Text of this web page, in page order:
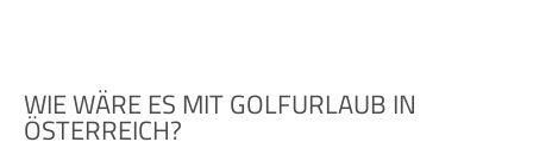
WIE WÄRE ES MIT GOLFURLAUB IN
ÖSTERREICH?